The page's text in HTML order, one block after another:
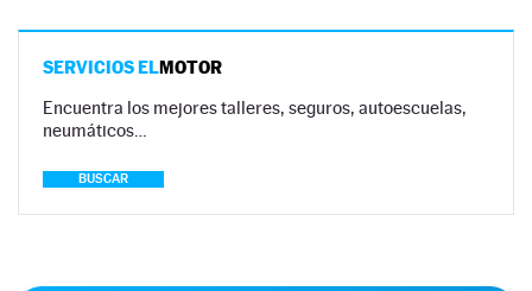
SERVICIOS ELMOTOR
Encuentra los mejores talleres, seguros, autoescuelas,
neumáticos…
BUSCAR